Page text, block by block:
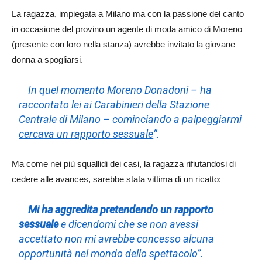
La ragazza, impiegata a Milano ma con la passione del canto
in occasione del provino un agente di moda amico di Moreno
(presente con loro nella stanza) avrebbe invitato la giovane
donna a spogliarsi.
In quel momento Moreno Donadoni – ha
raccontato lei ai Carabinieri della Stazione
Centrale di Milano –cominciando a palpeggiarmi
cercava un rapporto sessuale“.
Ma come nei più squallidi dei casi, la ragazza rifiutandosi di
cedere alle avances, sarebbe stata vittima di un ricatto:
Mi ha aggredita pretendendo un rapporto
sessualee dicendomi che se non avessi
accettato non mi avrebbe concesso alcuna
opportunità nel mondo dello spettacolo”.